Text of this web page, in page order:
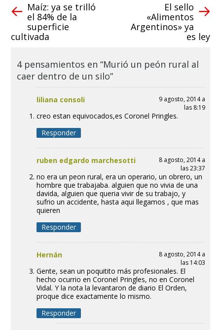
Maíz: ya se trilló
el 84% de la
superficie
cultivada
El sello
«Alimentos
Argentinos» ya
es ley
4 pensamientos en “Murió un peón rural al
caer dentro de un silo”
liliana consoli
9 agosto, 2014 a
las 8:19
creo estan equivocados,es Coronel Pringles.
Responder
ruben edgardo marchesotti
8 agosto, 2014 a
las 23:37
no era un peon rural, era un operario, un obrero, un
hombre que trabajaba. alguien que no vivia de una
davida, alguien que queria vivir de su trabajo, y
sufrio un accidente, hasta aqui llegamos , que mas
quieren
Responder
Hernán
8 agosto, 2014 a
las 14:03
Gente, sean un poquitito más profesionales. El
hecho ocurrio en Coronel Pringles, no en Coronel
Vidal. Y la nota la levantaron de diario El Orden,
proque dice exactamente lo mismo.
Responder